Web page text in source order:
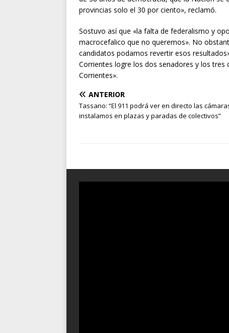
provincias solo el 30 por ciento», reclamó.
Sostuvo así que «la falta de federalismo y
macrocefalico que no queremos». No
candidatos podamos revertir esos
Corrientes logre los dos senadores y los
Corrientes».
ANTERIOR
Tassano: “El 911 podrá ver en directo las
instalamos en plazas y paradas de colectivos”